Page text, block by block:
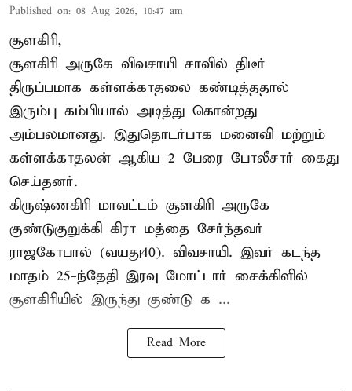
Published on: 08 Aug 2026, 10:47 am
சூளகிரி,
சூளகிரி அருகே விவசாயி சாவில் திடீர்
திருப்பமாக கள்ளக்காதலை கண்டித்ததால்
இரும்பு கம்பியால் அடித்து கொன்றது
அம்பலமானது. இதுதொடர்பாக மனைவி மற்றும்
கள்ளக்காதலன் ஆகிய 2 பேரை போலீசார் கைது
செய்தனர்.
கிருஷ்ணகிரி மாவட்டம் சூளகிரி அருகே
குண்டுகுறுக்கி கிரா மத்தை சேர்ந்தவர்
ராஜகோபால் (வயது40). விவசாயி. இவர் கடந்த
மாதம் 25-ந்தேதி இரவு மோட்டார் சைக்கிளில்
சூளகிரியில் இருந்து குண்டு க ...
Read More